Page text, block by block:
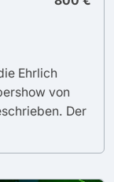
Ehrlich
von
Der